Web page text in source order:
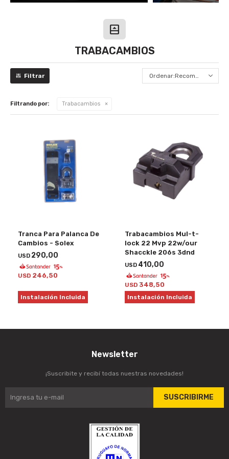
TRABACAMBIOS
Recomendados
Filtrando por: Trabacambios
Tranca Para Palanca De
Cambios - Solex
USD 290,00
USD 246,50
Instalación Incluida
Trabacambios Mul-t-
lock 22 Mvp 22w/our
Shacckle 206s 3dnd
USD 410,00
USD 348,50
Instalación Incluida
Newsletter
¡Suscribite y recibí todas nuestras novedades!
SUSCRIBIRME